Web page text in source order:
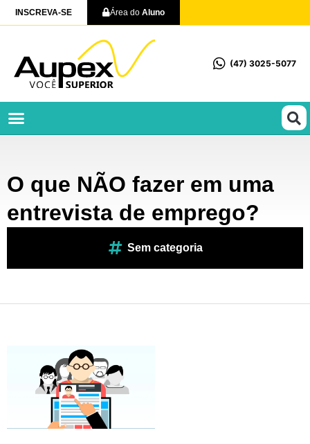
INSCREVA-SE Área do Aluno
(47) 3025-5077
O que NÃO fazer em uma
entrevista de emprego?
Sem categoria